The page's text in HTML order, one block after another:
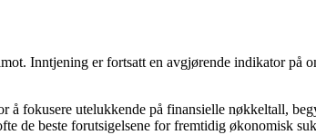
Inntjening er fortsatt en avgjørende indikator
å fokusere utelukkende på finansielle nøkkeltall,
de beste forutsigelsene for fremtidig økonomisk